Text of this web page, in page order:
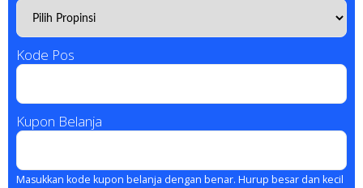
Kode Pos
Kupon Belanja
Masukkan kode kupon belanja dengan benar. Hurup besar dan kecil